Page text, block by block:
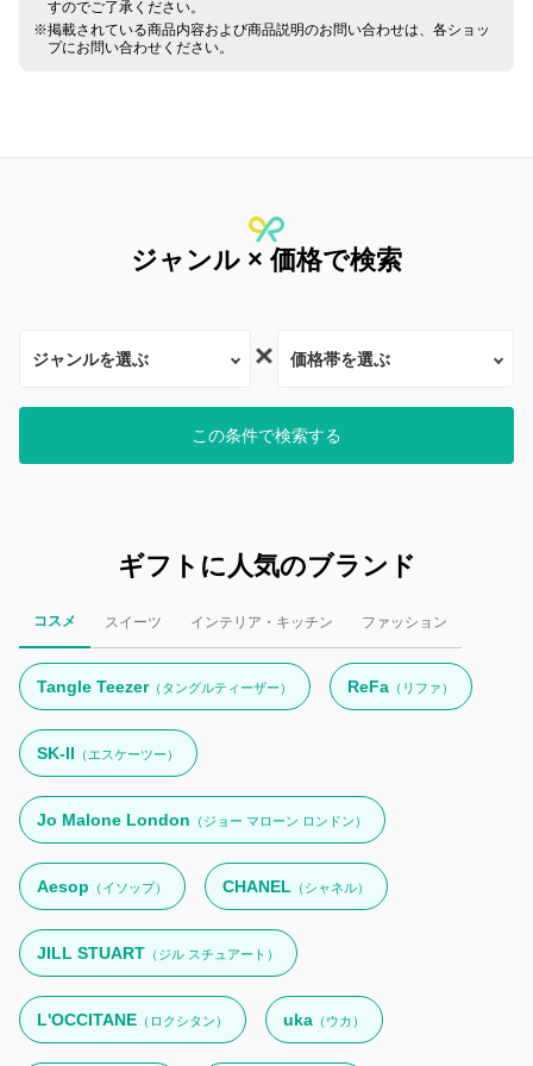
すのでご了承ください。
掲載されている商品内容および商品説明のお問い合わせは、各ショッ
プにお問い合わせください。
ジャンル × 価格で検索
この条件で検索する
ギフトに人気のブランド
コスメ スイーツ インテリア・キッチン ファッション
Tangle Teezer（タングルティーザー） ReFa （リファ）
SK-II （エスケーツー）
Jo Malone London （ジョー マローン ロンドン）
Aesop （イソップ） CHANEL （シャネル）
JILL STUART （ジル スチュアート）
L'OCCITANE （ロクシタン） uka （ウカ）